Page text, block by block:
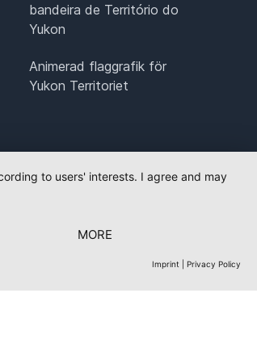
bandeira de Território do
Yukon
Animerad flaggrafik för
Yukon Territoriet
to users' interests. I agree and may
MORE
Imprint Privacy Policy